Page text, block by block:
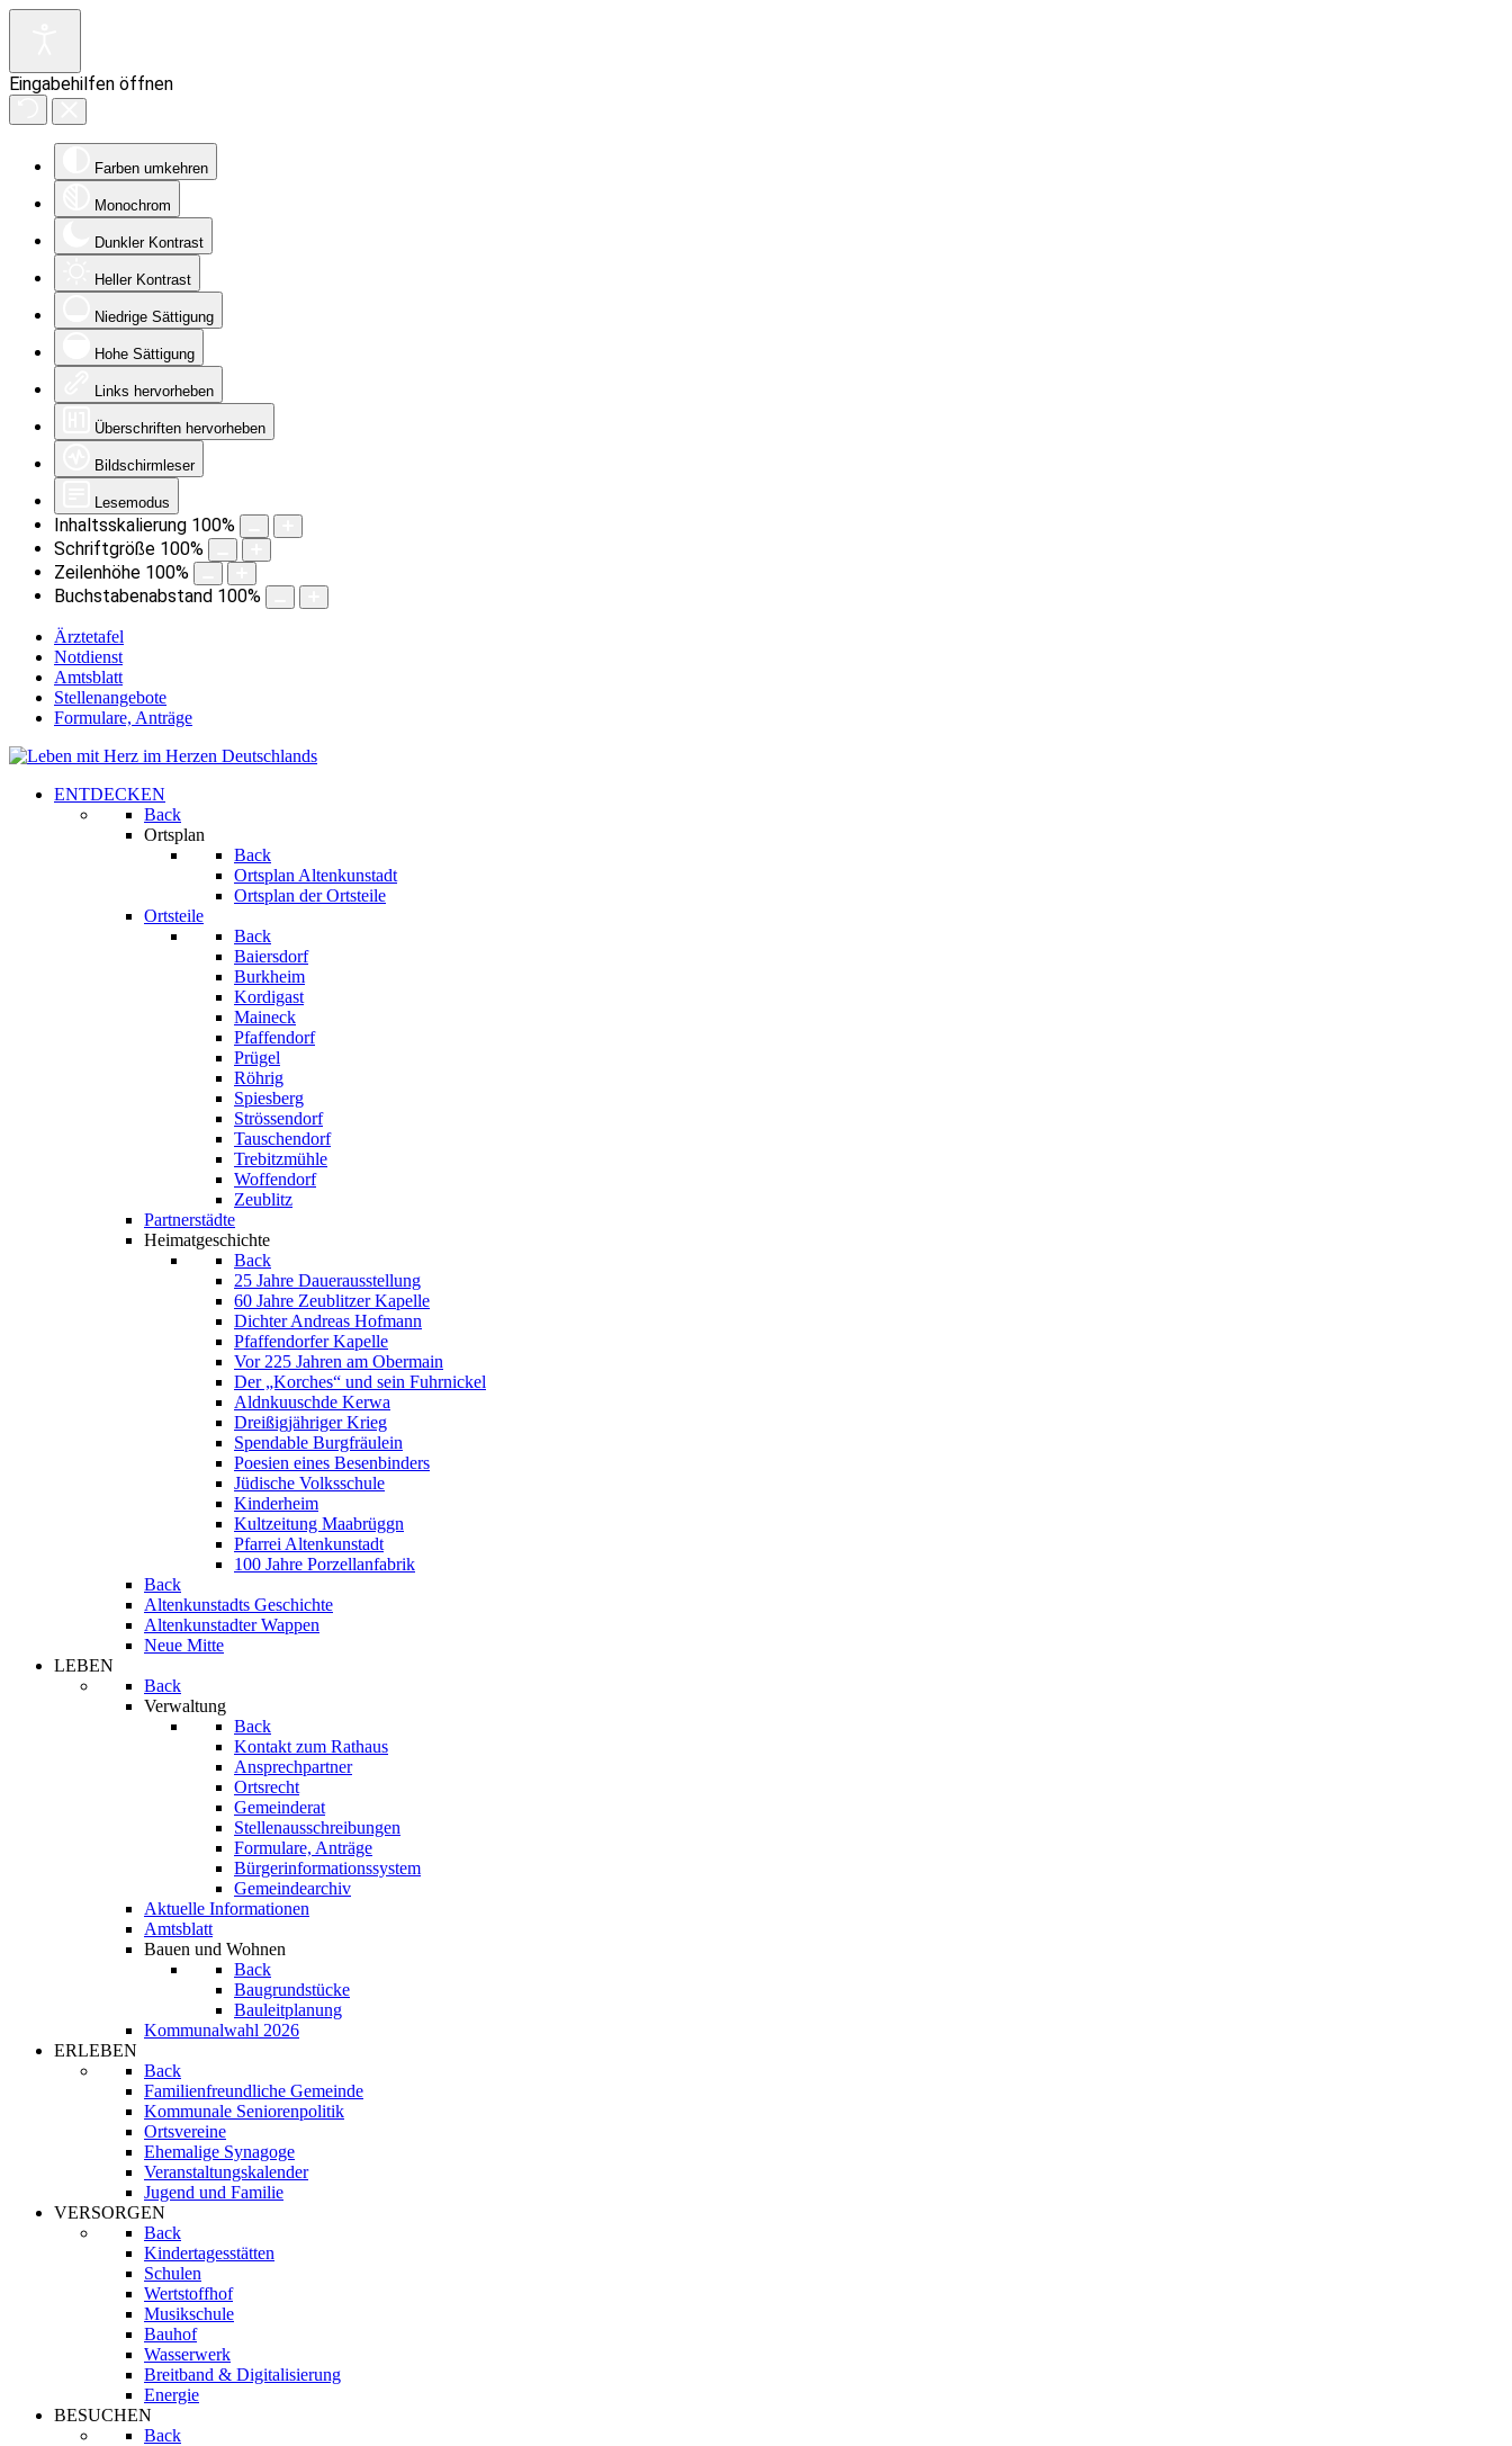
Eingabehilfen öffnen
Farben umkehren
Monochrom
Dunkler Kontrast
Heller Kontrast
Niedrige Sättigung
Hohe Sättigung
Links hervorheben
Überschriften hervorheben
Bildschirmleser
Lesemodus
Inhaltsskalierung 100%
Schriftgröße 100%
Zeilenhöhe 100%
Buchstabenabstand 100%
Ärztetafel
Notdienst
Amtsblatt
Stellenangebote
Formulare, Anträge
ENTDECKEN
Back
Ortsplan
Back
Ortsplan Altenkunstadt
Ortsplan der Ortsteile
Ortsteile
Back
Baiersdorf
Burkheim
Kordigast
Maineck
Pfaffendorf
Prügel
Röhrig
Spiesberg
Strössendorf
Tauschendorf
Trebitzmühle
Woffendorf
Zeublitz
Partnerstädte
Heimatgeschichte
Back
25 Jahre Dauerausstellung
60 Jahre Zeublitzer Kapelle
Dichter Andreas Hofmann
Pfaffendorfer Kapelle
Vor 225 Jahren am Obermain
Der „Korches“ und sein Fuhrnickel
Aldnkuuschde Kerwa
Dreißigjähriger Krieg
Spendable Burgfräulein
Poesien eines Besenbinders
Jüdische Volksschule
Kinderheim
Kultzeitung Maabrüggn
Pfarrei Altenkunstadt
100 Jahre Porzellanfabrik
Back
Altenkunstadts Geschichte
Altenkunstadter Wappen
Neue Mitte
LEBEN
Back
Verwaltung
Back
Kontakt zum Rathaus
Ansprechpartner
Ortsrecht
Gemeinderat
Stellenausschreibungen
Formulare, Anträge
Bürgerinformationssystem
Gemeindearchiv
Aktuelle Informationen
Amtsblatt
Bauen und Wohnen
Back
Baugrundstücke
Bauleitplanung
Kommunalwahl 2026
ERLEBEN
Back
Familienfreundliche Gemeinde
Kommunale Seniorenpolitik
Ortsvereine
Ehemalige Synagoge
Veranstaltungskalender
Jugend und Familie
VERSORGEN
Back
Kindertagesstätten
Schulen
Wertstoffhof
Musikschule
Bauhof
Wasserwerk
Breitband & Digitalisierung
Energie
BESUCHEN
Back